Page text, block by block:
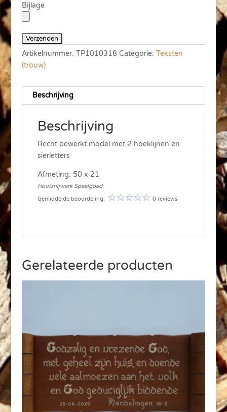
Bijlage
Artikelnummer: TP1010318 Categorie: Teksten
(trouw)
Beschrijving
Beschrijving
Recht bewerkt model met 2 hoeklijnen en
sierletters
Afmeting: 50 x 21
Houtsnijwerk Speelgoed
Gemiddelde beoordeling:
0 reviews
Gerelateerde producten